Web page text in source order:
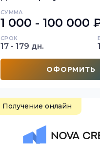
СУММА
1 000 - 100 000
СРОК
17 - 179 дн.
ОФОРМИТЬ
Получение онлайн